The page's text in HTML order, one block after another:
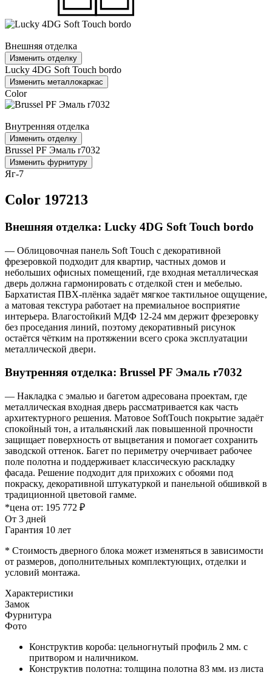
Внешняя отделка
Изменить отделку
Lucky 4DG Soft Touch bordo
Изменить металлокаркас
Color
Внутренняя отделка
Изменить отделку
Brussel PF Эмаль r7032
Изменить фурнитуру
Яг-7
Color 197213
Внешняя отделка: Lucky 4DG Soft Touch bordo
— Облицовочная панель Soft Touch с декоративной
фрезеровкой подходит для квартир, частных домов и
небольших офисных помещений, где входная металлическая
дверь должна гармонировать с отделкой стен и мебелью.
Бархатистая ПВХ-плёнка задаёт мягкое тактильное ощущение,
а матовая текстура работает на премиальное восприятие
интерьера. Влагостойкий МДФ 12-24 мм держит фрезеровку
без проседания линий, поэтому декоративный рисунок
остаётся чётким на протяжении всего срока эксплуатации
металлической двери.
Внутренняя отделка: Brussel PF Эмаль r7032
— Накладка с эмалью и багетом адресована проектам, где
металлическая входная дверь рассматривается как часть
архитектурного решения. Матовое SoftTouch покрытие задаёт
спокойный тон, а итальянский лак повышенной прочности
защищает поверхность от выцветания и помогает сохранить
заводской оттенок. Багет по периметру очерчивает рабочее
поле полотна и поддерживает классическую раскладку
фасада. Решение подходит для прихожих с обоями под
покраску, декоративной штукатуркой и панельной обшивкой в
традиционной цветовой гамме.
*цена от: 195 772 ₽
От 3 дней
Гарантия 10 лет
* Стоимость дверного блока может изменяться в зависимости
от размеров, дополнительных комплектующих, отделки и
условий монтажа.
Характеристики
Замок
Фурнитура
Фото
Конструктив короба: цельногнутый профиль 2 мм. с
притвором и наличником.
Конструктив полотна: толщина полотна 83 мм. из листа